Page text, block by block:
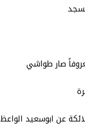
صار طواشي
عن ابوسعيد الواعظ